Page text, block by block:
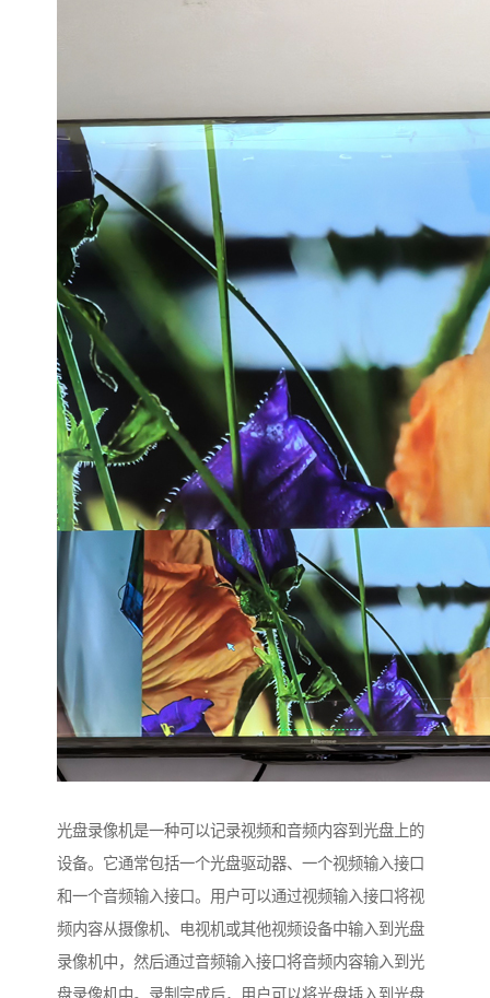
光盘录像机是一种可以记录视频和音频内容到光盘上的
设备。它通常包括一个光盘驱动器、一个视频输入接口
和一个音频输入接口。用户可以通过视频输入接口将视
频内容从摄像机、电视机或其他视频设备中输入到光盘
录像机中，然后通过音频输入接口将音频内容输入到光